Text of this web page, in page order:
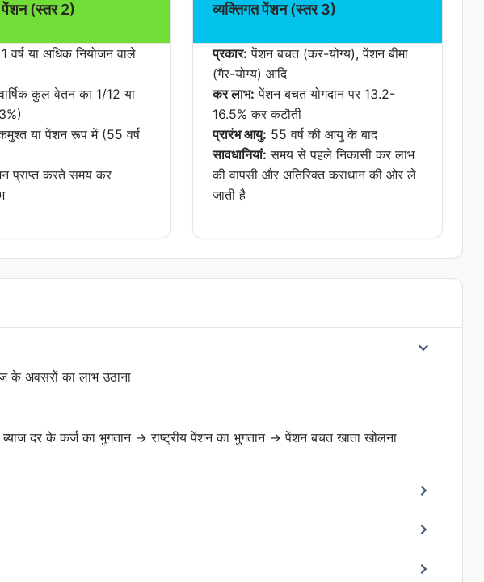
पेंशन (स्तर 2)
1 वर्ष या अधिक नियोजन वाले
कुल वेतन का 1/12 या
या पेंशन रूप में (55 वर्ष
प्राप्त करते समय कर
व्यक्तिगत पेंशन (स्तर 3)
प्रकार: पेंशन बचत (कर-योग्य), पेंशन बीमा
(गैर-योग्य) आदि
कर लाभ: पेंशन बचत योगदान पर 13.2-
16.5% कर कटौती
प्रारंभ आयु: 55 वर्ष की आयु के बाद
सावधानियां: समय से पहले निकासी कर लाभ
की वापसी और अतिरिक्त कराधान की ओर ले
जाती है
के अवसरों का लाभ उठाना
दर के कर्ज का भुगतान → राष्ट्रीय पेंशन का भुगतान → पेंशन बचत खाता खोलना